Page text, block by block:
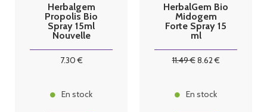
Herbalgem
Propolis Bio
Spray 15ml
Nouvelle
7.30€
En stock
HerbalGem Bio
Midogem
Forte Spray 15
ml
11.49€8.62€
En stock